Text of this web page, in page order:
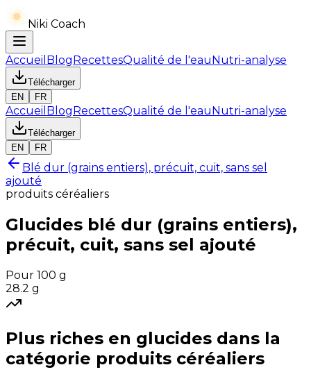
Niki Coach
Accueil BlogRecettesQualité de l'eauNutri-analyse
Télécharger
EN
FR
Accueil BlogRecettesQualité de l'eauNutri-analyse
Télécharger
EN
FR
Blé dur (grains entiers), précuit, cuit, sans sel
ajouté
produits céréaliers
Glucides blé dur (grains entiers),
précuit, cuit, sans sel ajouté
Pour 100 g
28.2 g
Plus riches en glucides dans la
catégorie produits céréaliers